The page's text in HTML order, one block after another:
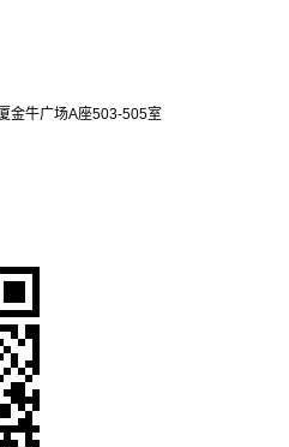
金牛广场A座503-505室